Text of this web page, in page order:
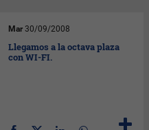
Mar 30/09/2008
Llegamos a la octava plaza
con WI-FI.